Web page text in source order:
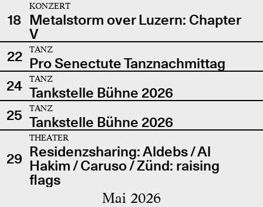
18
KONZERT
Metalstorm over Luzern: Chapter
V
22
TANZ
Pro Senectute Tanznachmittag
24
TANZ
Tankstelle Bühne 2026
25
TANZ
Tankstelle Bühne 2026
29
THEATER
Residenzsharing: Aldebs / Al
Hakim / Caruso / Zünd: raising
flags
Mai 2026